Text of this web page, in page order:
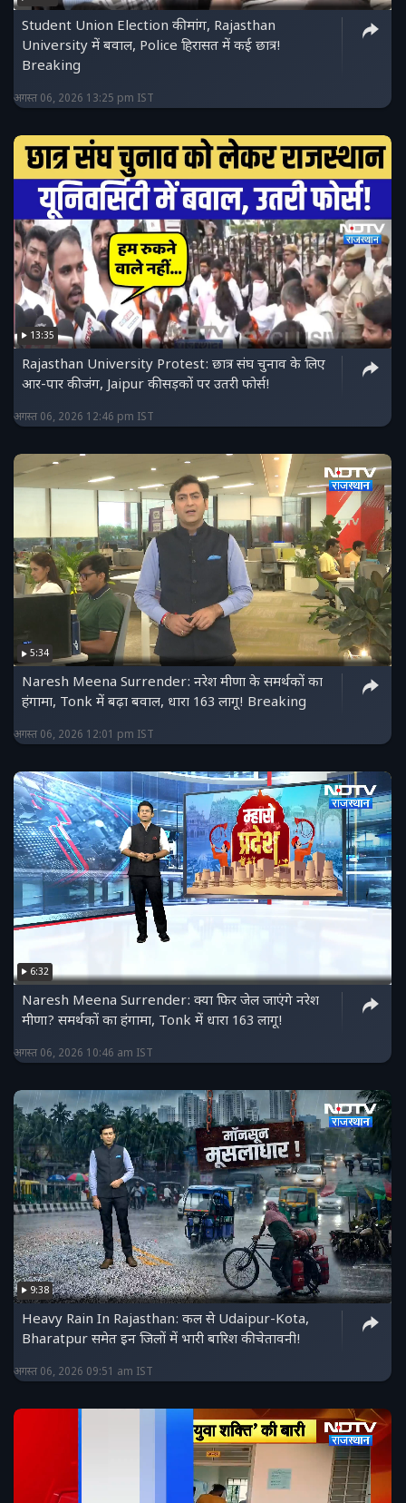
Student Union Election की मांग, Rajasthan
University में बवाल, Police हिरासत में कई छात्र!
Breaking
अगस्त 06, 2026 13:25 pm IST
13:35
Rajasthan University Protest: छात्र संघ चुनाव के लिए
आर-पार की जंग, Jaipur की सड़कों पर उतरी फोर्स!
अगस्त 06, 2026 12:46 pm IST
5:34
Naresh Meena Surrender: नरेश मीणा के समर्थकों का
हंगामा, Tonk में बढ़ा बवाल, धारा 163 लागू! Breaking
अगस्त 06, 2026 12:01 pm IST
6:32
Naresh Meena Surrender: क्या फिर जेल जाएंगे नरेश
मीणा? समर्थकों का हंगामा, Tonk में धारा 163 लागू!
अगस्त 06, 2026 10:46 am IST
9:38
Heavy Rain In Rajasthan: कल से Udaipur-Kota,
Bharatpur समेत इन जिलों में भारी बारिश की चेतावनी!
अगस्त 06, 2026 09:51 am IST